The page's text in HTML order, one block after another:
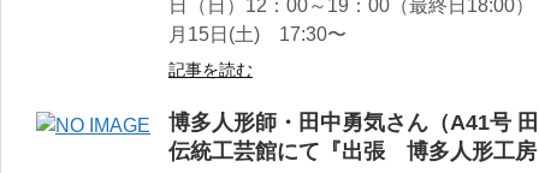
日（日）12：00～19：00（最終日18:00
月15日(土) 17:30〜
記事を読む
博多人形師・田中勇気さん（A41号
伝統工芸館にて『出張 博多人形工